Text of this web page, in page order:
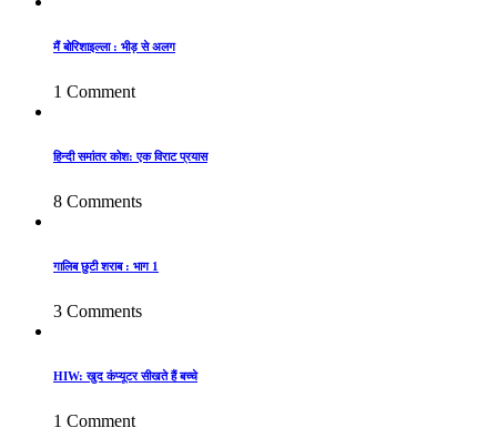
मैं बोरिशाइल्ला : भीड़ से अलग
1 Comment
हिन्दी समांतर कोश: एक विराट प्रयास
8 Comments
गालिब छुटी शराब : भाग 1
3 Comments
HIW: खुद कंप्यूटर सीखते हैं बच्चे
1 Comment